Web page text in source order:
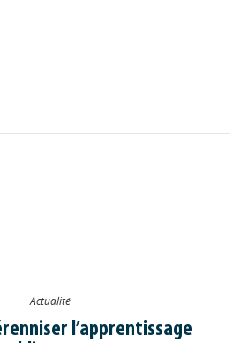
Actualité
l’apprentissage